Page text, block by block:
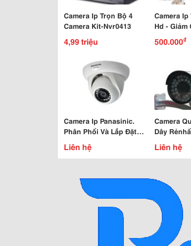
Camera Ip Trọn Bộ 4
Camera Kit-Nvr0413
4,99 triệu
Camera Ip
Hd - Giảm
Mới - 1 Đổi
500.000₫
Camera Ip Panasinic.
Phân Phối Và Lắp Đặt
Giá Tốt Nhất Tại
Vuhoang.
Liên hệ
Camera
Dây
Camera T
Liên hệ